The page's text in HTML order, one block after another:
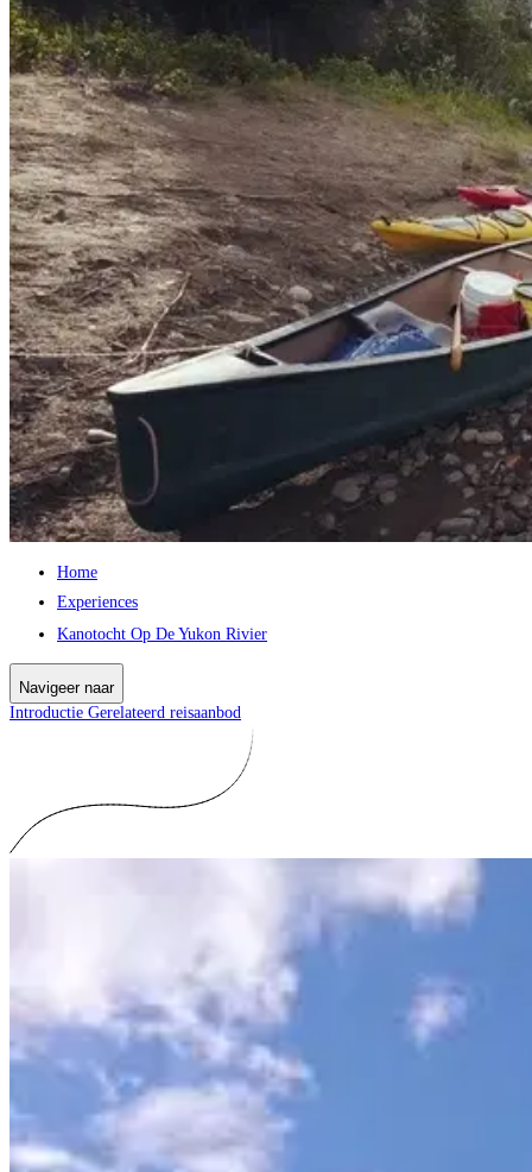
Home
Experiences
Kanotocht Op De Yukon Rivier
Navigeer naar
Introductie Gerelateerd reisaanbod